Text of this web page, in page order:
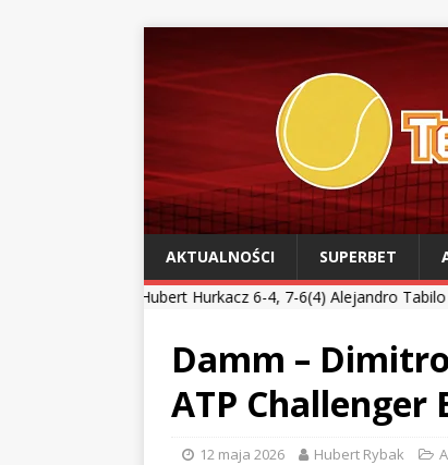
AKTUALNOŚCI SUPERBET
Hurkacz 6-4, 7-6(4) Alejandro Tabilo *** Kamil
Damm –
ATP Challenger
12 maja 2026 Hubert Rybak